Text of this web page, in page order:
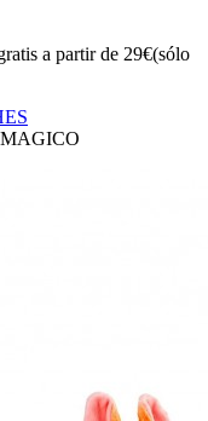
a partir de 29€(sólo